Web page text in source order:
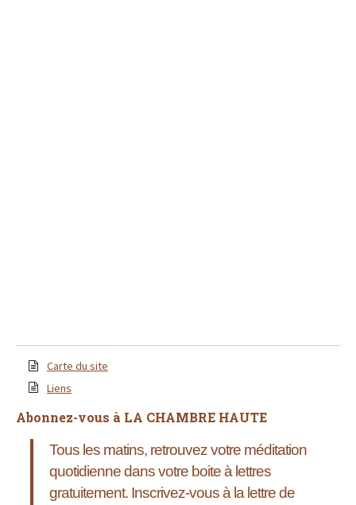
Carte du site
Liens
Abonnez-vous à LA CHAMBRE HAUTE
Tous les matins, retrouvez votre méditation
quotidienne dans votre boite à lettres
gratuitement. Inscrivez-vous à la lettre de